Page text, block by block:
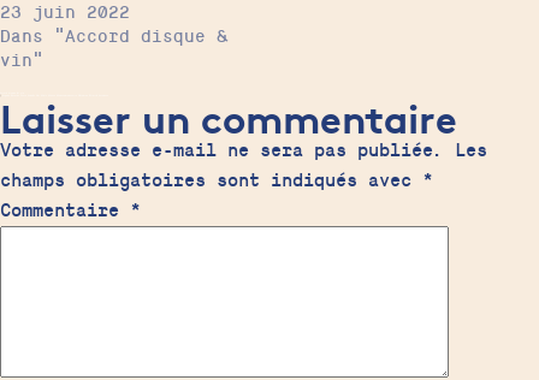
23 juin 2022
Dans "Accord disque &
vin"
Laisser un commentaire
Votre adresse e-mail ne sera pas publiée.
Les
champs obligatoires sont indiqués avec *
Commentaire *